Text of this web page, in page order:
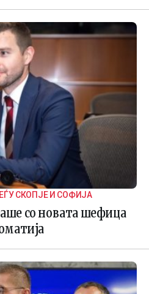
СКОПЈЕ И СОФИЈА
со новата шефица